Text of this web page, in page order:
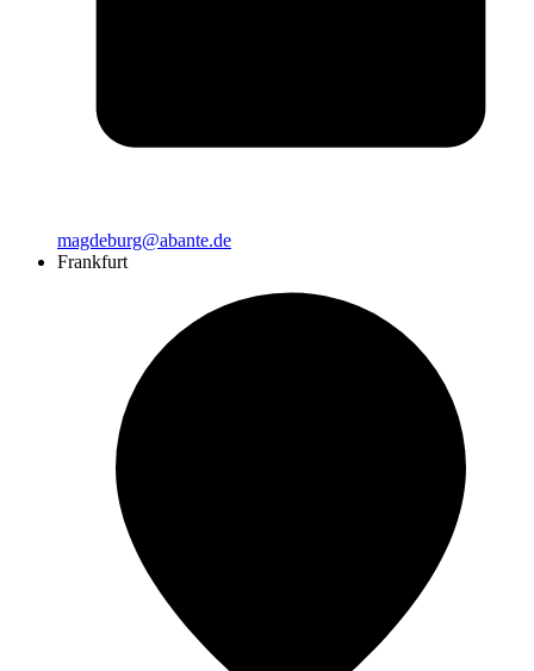
magdeburg@abante.de
Frankfurt